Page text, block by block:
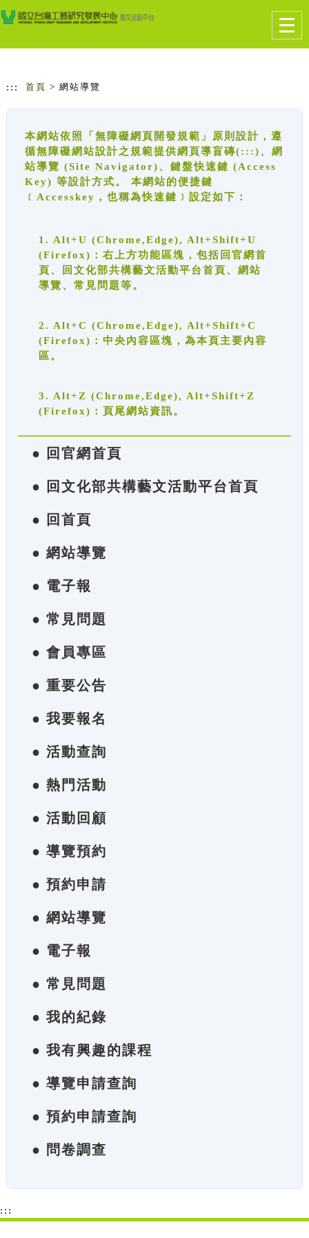
跳到主要內容
網站導覽
::: 首頁 > 網站導覽
本網站依照「無障礙網頁開發規範」原則設計，遵
循無障礙網站設計之規範提供網頁導盲磚(:::)、網
站導覽 (Site Navigator)、鍵盤快速鍵 (Access
Key) 等設計方式。 本網站的便捷鍵
﹝Accesskey，也稱為快速鍵﹞設定如下：
1. Alt+U (Chrome,Edge), Alt+Shift+U
(Firefox)：右上方功能區塊，包括回官網首
頁、回文化部共構藝文活動平台首頁、網站
導覽、常見問題等。
2. Alt+C (Chrome,Edge), Alt+Shift+C
(Firefox)：中央內容區塊，為本頁主要內容
區。
3. Alt+Z (Chrome,Edge), Alt+Shift+Z
(Firefox)：頁尾網站資訊。
● 回官網首頁
● 回文化部共構藝文活動平台首頁
● 回首頁
● 網站導覽
● 電子報
● 常見問題
● 會員專區
● 重要公告
● 我要報名
● 活動查詢
● 熱門活動
● 活動回顧
● 導覽預約
● 預約申請
● 網站導覽
● 電子報
● 常見問題
● 我的紀錄
● 我有興趣的課程
● 導覽申請查詢
● 預約申請查詢
● 問卷調查
:::